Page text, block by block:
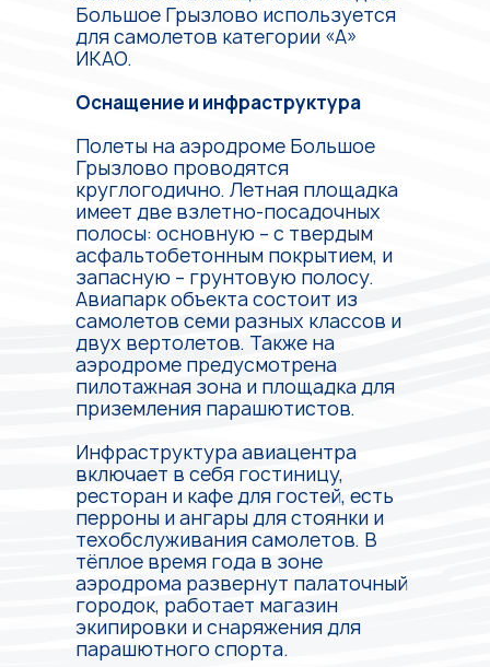
Большое Грызлово используется
для самолетов категории «А»
ИКАО.
Оснащение и инфраструктура
Полеты на аэродроме Большое
Грызлово проводятся
круглогодично. Летная площадка
имеет две взлетно-посадочных
полосы: основную – с твердым
асфальтобетонным покрытием, и
запасную – грунтовую полосу.
Авиапарк объекта состоит из
самолетов семи разных классов и
двух вертолетов. Также на
аэродроме предусмотрена
пилотажная зона и площадка для
приземления парашютистов.
Инфраструктура авиацентра
включает в себя гостиницу,
ресторан и кафе для гостей, есть
перроны и ангары для стоянки и
техобслуживания самолетов. В
тёплое время года в зоне
аэродрома развернут палаточный
городок, работает магазин
экипировки и снаряжения для
парашютного спорта.